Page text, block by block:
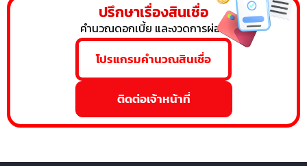
ปรึกษาเรื่องสินเชื่อ
คำนวณดอกเบี้ย และงวดการผ่อน
โปรแกรมคำนวณสินเชื่อ
ติดต่อเจ้าหน้าที่